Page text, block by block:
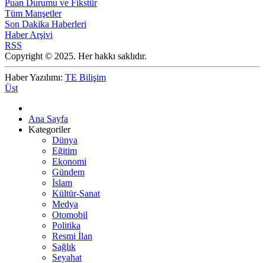
Puan Durumu ve Fikstür
Tüm Manşetler
Son Dakika Haberleri
Haber Arşivi
RSS
Copyright © 2025. Her hakkı saklıdır.
Haber Yazılımı: TE Bilişim
Üst
Ana Sayfa
Kategoriler
Dünya
Eğitim
Ekonomi
Gündem
İslam
Kültür-Sanat
Medya
Otomobil
Politika
Resmi İlan
Sağlık
Seyahat